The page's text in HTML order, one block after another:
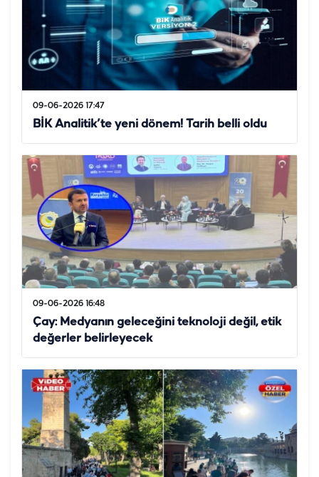
09-06-2026 17:47
BİK Analitik’te yeni dönem! Tarih belli oldu
09-06-2026 16:48
Çay: Medyanın geleceğini teknoloji değil, etik
değerler belirleyecek